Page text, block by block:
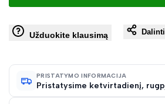
Užduokite klausimą
PRISTATYMO INFORMACIJA
Pristatysime ketvirtadienį,